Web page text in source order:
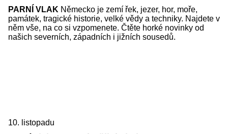
PARNÍ VLAK Německo je zemí řek, jezer, hor, moře,
památek, tragické historie, velké vědy a techniky. Najdete v
něm vše, na co si vzpomenete. Čtěte horké novinky od
našich severních, západních i jižních sousedů.
10. listopadu